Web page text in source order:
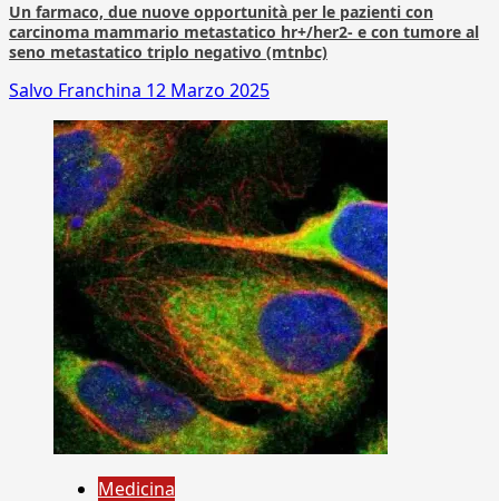
Un farmaco, due nuove opportunità per le pazienti con
carcinoma mammario metastatico hr+/her2- e con tumore al
seno metastatico triplo negativo (mtnbc)
Salvo Franchina 12 Marzo 2025
Medicina